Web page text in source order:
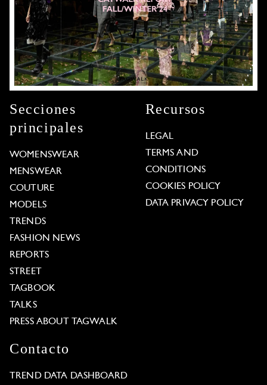
Secciones
principales
WOMENSWEAR
MENSWEAR
COUTURE
MODELS
TRENDS
FASHION NEWS
REPORTS
STREET
TAGBOOK
TALKS
PRESS ABOUT TAGWALK
Recursos
LEGAL
TERMS AND
CONDITIONS
COOKIES POLICY
DATA PRIVACY POLICY
Contacto
TREND DATA DASHBOARD